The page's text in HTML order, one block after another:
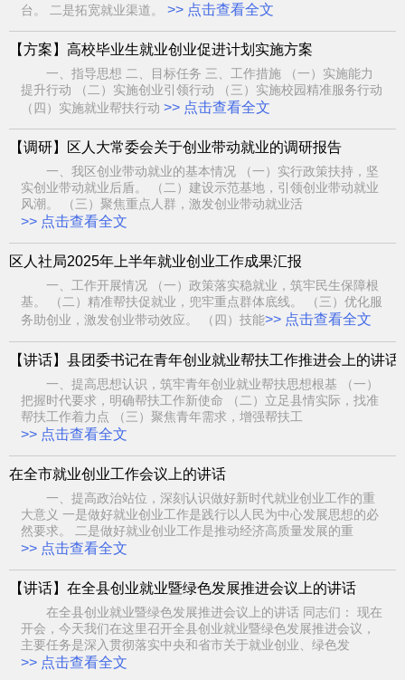
台。 二是拓宽就业渠道。 >> 点击查看全文
【方案】高校毕业生就业创业促进计划实施方案
一、指导思想 二、目标任务 三、工作措施 （一）实施能力
提升行动 （二）实施创业引领行动 （三）实施校园精准服务行动
（四）实施就业帮扶行动 >> 点击查看全文
【调研】区人大常委会关于创业带动就业的调研报告
一、我区创业带动就业的基本情况 （一）实行政策扶持，坚
实创业带动就业后盾。 （二）建设示范基地，引领创业带动就业
风潮。 （三）聚焦重点人群，激发创业带动就业活
>> 点击查看全文
区人社局2025年上半年就业创业工作成果汇报
一、工作开展情况 （一）政策落实稳就业，筑牢民生保障根
基。 （二）精准帮扶促就业，兜牢重点群体底线。 （三）优化服
务助创业，激发创业带动效应。 （四）技能>> 点击查看全文
【讲话】县团委书记在青年创业就业帮扶工作推进会上的讲话
一、提高思想认识，筑牢青年创业就业帮扶思想根基 （一）
把握时代要求，明确帮扶工作新使命 （二）立足县情实际，找准
帮扶工作着力点 （三）聚焦青年需求，增强帮扶工
>> 点击查看全文
在全市就业创业工作会议上的讲话
一、提高政治站位，深刻认识做好新时代就业创业工作的重
大意义 一是做好就业创业工作是践行以人民为中心发展思想的必
然要求。 二是做好就业创业工作是推动经济高质量发展的重
>> 点击查看全文
【讲话】在全县创业就业暨绿色发展推进会议上的讲话
在全县创业就业暨绿色发展推进会议上的讲话 同志们： 现在
开会，今天我们在这里召开全县创业就业暨绿色发展推进会议，
主要任务是深入贯彻落实中央和省市关于就业创业、绿色发
>> 点击查看全文